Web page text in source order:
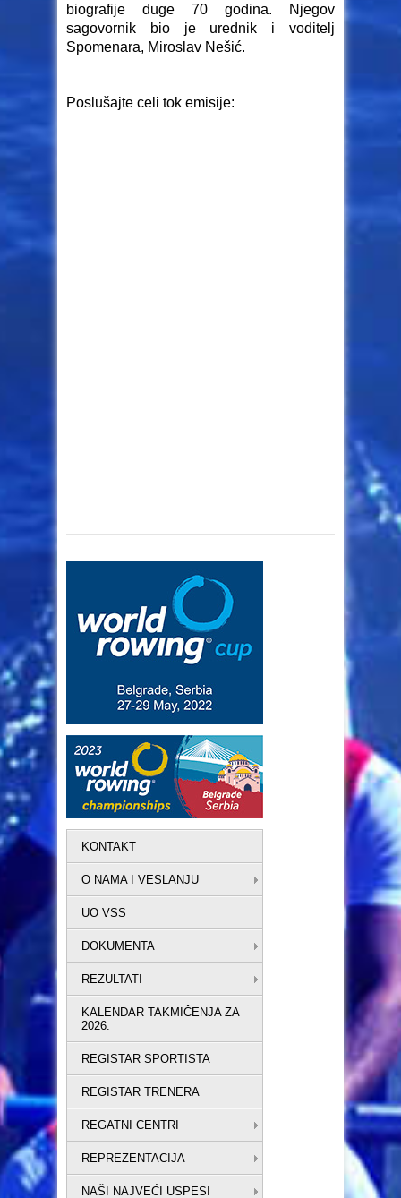
biografije duge 70 godina. Njegov
sagovornik bio je urednik i voditelj
Spomenara, Miroslav Nešić.
Poslušajte celi tok emisije:
KONTAKT
O NAMA I VESLANJU
UO VSS
DOKUMENTA
REZULTATI
KALENDAR TAKMIČENJA ZA
2026.
REGISTAR SPORTISTA
REGISTAR TRENERA
REGATNI CENTRI
REPREZENTACIJA
NAŠI NAJVEĆI USPESI